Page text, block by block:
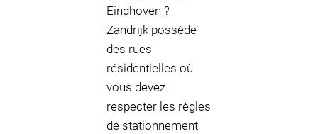
Eindhoven ?
Zandrijk possède
des rues
résidentielles où
vous devez
respecter les règles
de stationnement